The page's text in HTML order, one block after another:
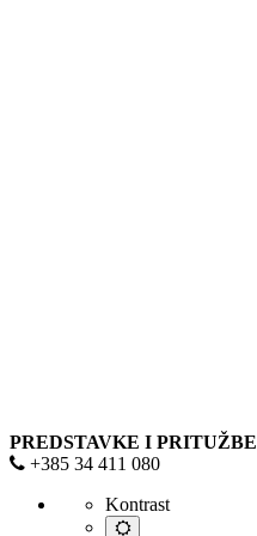
Upis
djece
dječji
PREDSTAVKE I PRITUŽBE
+385 34 411 080
Kontrast
Default